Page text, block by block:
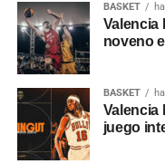
BASKET
Valencia
noveno
BASKET
Valencia
juego